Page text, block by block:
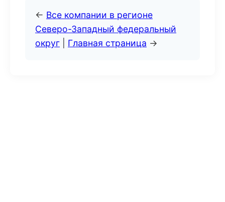
← Все компании в регионе
Северо-Западный федеральный
округ
Главная страница →